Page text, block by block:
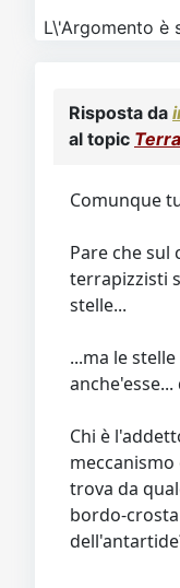
L\'Argomento è
Risposta da
al topic
Comunque
Pare che sul
terrapizzisti
stelle...
...ma le
Chi è
meccanismo
trova da
bordo-